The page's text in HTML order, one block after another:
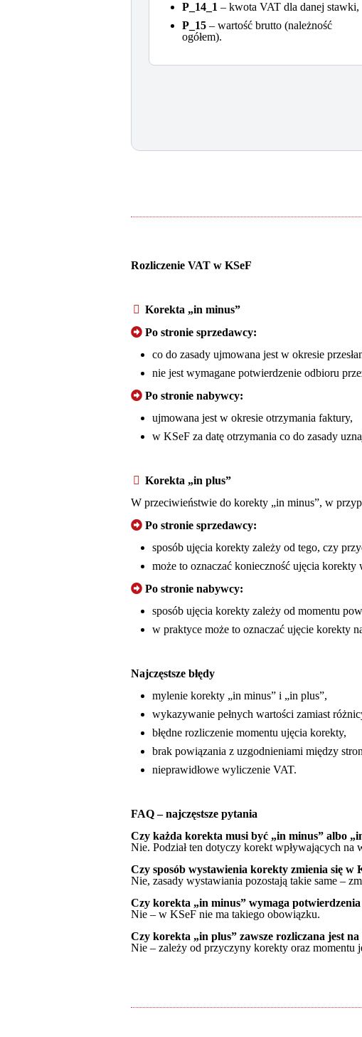
P_14_1 – kwota VAT dla danej stawki,
P_15 – wartość brutto (należność
ogółem).
Rozliczenie VAT w KSeF
Korekta „in minus”
Po stronie sprzedawcy:
co do zasady ujmowana jest w okresie
nie jest wymagane potwierdzenie odbioru
Po stronie nabywcy:
ujmowana jest w okresie otrzymania faktury,
w KSeF za datę otrzymania co do zasady
Korekta „in plus”
W przeciwieństwie do korekty „in minus”, w
Po stronie sprzedawcy:
sposób ujęcia korekty zależy od tego, czy
może to oznaczać konieczność ujęcia korekty
Po stronie nabywcy:
sposób ujęcia korekty zależy od momentu
w praktyce może to oznaczać ujęcie korekty
Najczęstsze błędy
mylenie korekty „in minus” i „in plus”,
wykazywanie pełnych wartości zamiast
błędne rozliczenie momentu ujęcia korekty,
brak powiązania z uzgodnieniami między
nieprawidłowe wyliczenie VAT.
FAQ – najczęstsze pytania
Czy każda korekta musi być „in minus” albo
Nie. Podział ten dotyczy korekt wpływających na
Czy sposób wystawienia korekty zmienia się w
Nie, zasady wystawiania pozostają takie same –
Czy korekta „in minus” wymaga
Nie – w KSeF nie ma takiego obowiązku.
Czy korekta „in plus” zawsze rozliczana jest na
Nie – zależy od przyczyny korekty oraz momentu